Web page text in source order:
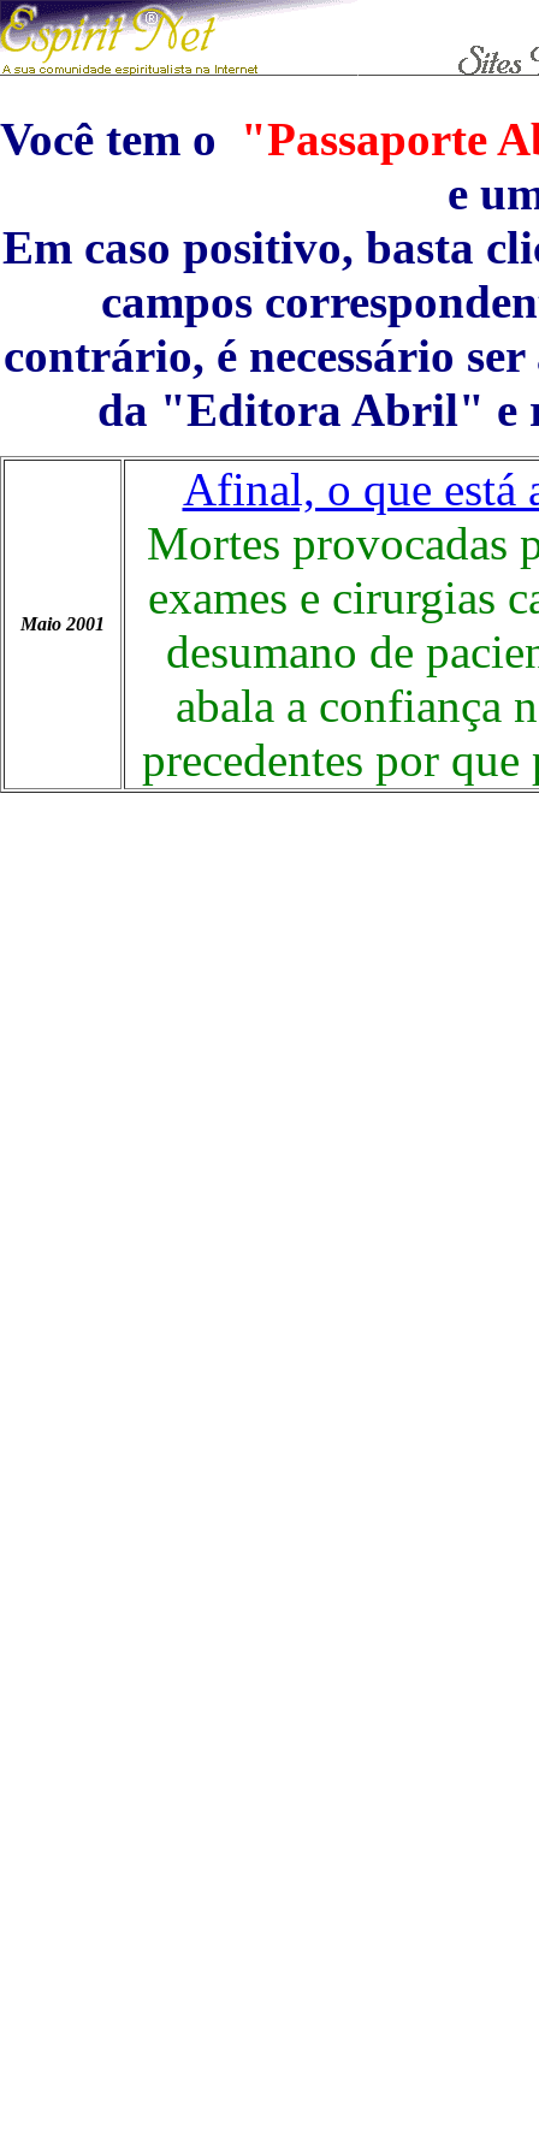
Você tem o "Passaporte
e
Em caso positivo, basta
campos
contrário, é necessário
da "Editora Abril" e
Maio 2001
Afinal, o que está
Mortes provocadas
exames e cirurgias
desumano de
abala a confiança
precedentes por